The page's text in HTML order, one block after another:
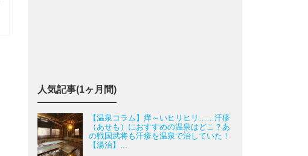
人気記事(1ヶ月間)
【温泉コラム】痒～いヒリヒリ……汗疹
（あせも）におすすめの温泉はどこ？あ
の戦国武将も汗疹を温泉で治していた！
【湯治】...